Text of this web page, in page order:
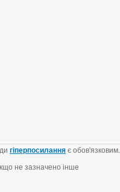
гіперпосиланняє обов'язковим.
не зазначено інше